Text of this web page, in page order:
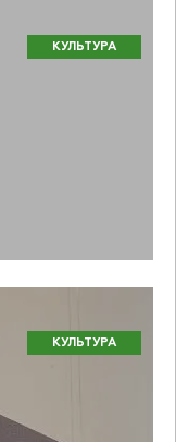
КУЛЬТУРА
КУЛЬТУРА